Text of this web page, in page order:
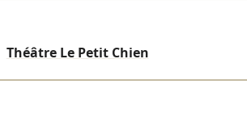
Théâtre Le Petit Chien